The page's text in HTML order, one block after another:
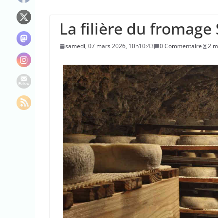
L’épidémie
La justice dit
La filière du fromage
samedi, 07 mars 2026, 10h10:43 0 Commentaire 2